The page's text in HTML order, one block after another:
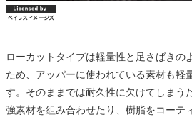
ローカットタイプは軽量性と足さばきの
ため、アッパーに使われている素材も軽
す。そのままでは耐久性に欠けてしまう
強素材を組み合わせたり、樹脂をコーテ